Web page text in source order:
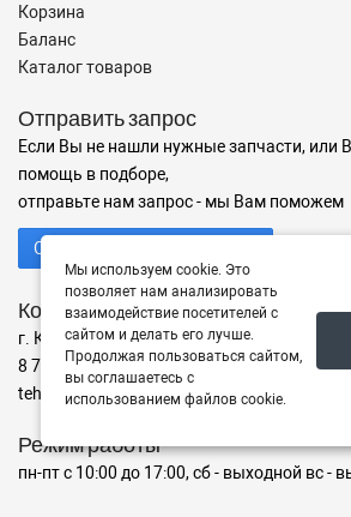
Корзина
Баланс
Каталог товаров
Отправить запрос
Если Вы не нашли нужные запчасти, или
помощь в подборе,
отправьте нам запрос - мы Вам поможем
Отправить запрос продавцу
Контакты
г. Караганда ул. ул. Дюсембекова 67/2,
8 775 486 07 35
tehnologist.kz@mail.ru
Режим работы
пн-пт с 10:00 до 17:00, сб - выходной вс -
Мы используем cookie. Это
позволяет нам анализировать
взаимодействие посетителей с
сайтом и делать его лучше.
Продолжая пользоваться сайтом,
вы соглашаетесь с
использованием файлов cookie.